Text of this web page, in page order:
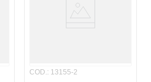
COD.: 13155-2